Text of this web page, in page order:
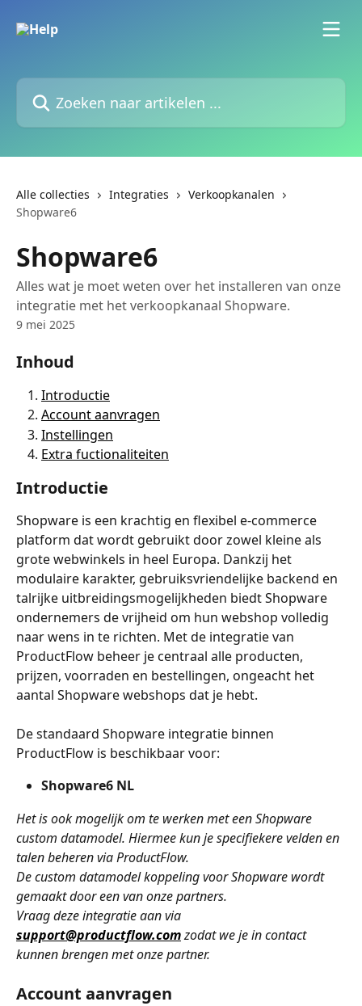
Zoeken naar artikelen ...
Alle collecties Integraties
Verkoopkanalen
Shopware6
Shopware6
Alles wat je moet weten over het installeren van onze
integratie met het verkoopkanaal Shopware.
9 mei 2025
Inhoud
Introductie
Account aanvragen
Instellingen
Extra fuctionaliteiten
Introductie
Shopware is een krachtig en flexibel e-commerce
platform dat wordt gebruikt door zowel kleine als
grote webwinkels in heel Europa. Dankzij het
modulaire karakter, gebruiksvriendelijke backend en
talrijke uitbreidingsmogelijkheden biedt Shopware
ondernemers de vrijheid om hun webshop volledig
naar wens in te richten. Met de integratie van
ProductFlow beheer je centraal alle producten,
prijzen, voorraden en bestellingen, ongeacht het
aantal Shopware webshops dat je hebt.
De standaard Shopware integratie binnen
ProductFlow is beschikbaar voor:
Shopware6 NL
Het is ook mogelijk om te werken met een Shopware
custom datamodel. Hiermee kun je specifiekere velden en
talen beheren via ProductFlow.
De custom datamodel koppeling voor Shopware wordt
gemaakt door een van onze partners.
Vraag deze integratie aan via
support@productflow.com zodat we je in contact
kunnen brengen met onze partner.
Account aanvragen